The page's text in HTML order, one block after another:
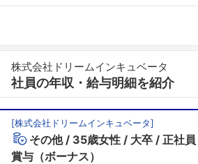
株式会社ドリームインキュベータ
社員の年収・給与明細を紹介
[株式会社ドリームインキュベータ]
その他 35歳女性 大卒 正社員
賞与（ボーナス）